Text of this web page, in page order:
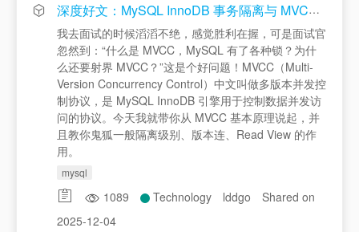
深度好文：MySQL InnoDB 事务隔离与 MVCC、版本链与 ReadView 原理详解
我去面试的时候滔滔不绝，感觉胜利在握，可是面试官
忽然到：“什么是 MVCC，MySQL 有了各种锁？为什
么还要射界 MVCC？”这是个好问题！MVCC（Multi-
Version Concurrency Control）中文叫做多版本并发控
制协议，是 MySQL InnoDB 引擎用于控制数据并发访
问的协议。今天我就带你从 MVCC 基本原理说起，并
且教你鬼狐一般隔离级别、版本连、Read View 的作
用。
mysql
1089 Technology lddgo
Shared on
2025-12-04